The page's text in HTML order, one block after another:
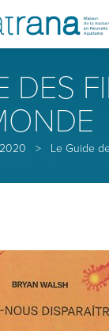
DES
> Le Guide